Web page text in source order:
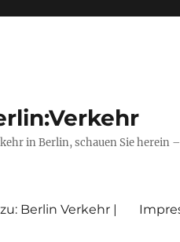
in Berlin, schauen Sie herein –
Berlin Verkehr |